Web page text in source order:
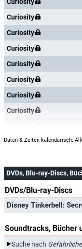
Curiosity
Curiosity
Curiosity
Curiosity
Curiosity
Curiosity
Curiosity
Daten & Zeiten kalendarisch.
DVDs, Blu-ray-Discs,
DVDs/Blu-ray-Discs
Soundtracks, Bücher
Suche nach